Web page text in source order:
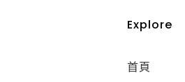
Explore
首頁